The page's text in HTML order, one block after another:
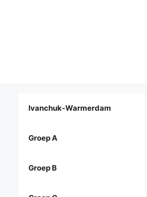
Ivanchuk-Warmerdam
Groep A
Groep B